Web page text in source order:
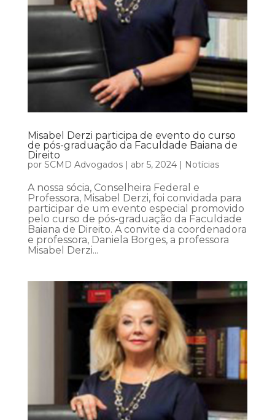
Misabel Derzi participa de evento do curso
de pós-graduação da Faculdade Baiana de
Direito
por SCMD Advogados| abr 5, 2024| Notícias
A nossa sócia, Conselheira Federal e
Professora, Misabel Derzi, foi convidada para
participar de um evento especial promovido
pelo curso de pós-graduação da Faculdade
Baiana de Direito. A convite da coordenadora
e professora, Daniela Borges, a professora
Misabel Derzi...